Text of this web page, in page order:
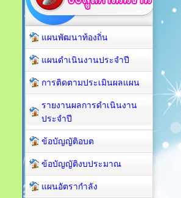
แผนพัฒนาท้องถิ่น
แผนดำเนินงานประจำปี
การติดตามประเมินผลแผน
รายงานผลการดำเนินงาน
ประจำปี
ข้อบัญญัติอบต
ข้อบัญญัติงบประมาณ
แผนอัตรากำลัง